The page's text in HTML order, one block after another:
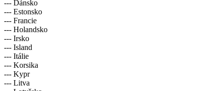
--- Dánsko
--- Estonsko
--- Francie
--- Holandsko
--- Irsko
--- Island
--- Itálie
--- Korsika
--- Kypr
--- Litva